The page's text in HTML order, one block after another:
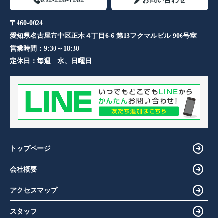
〒460-0024
愛知県名古屋市中区正木４丁目6-6 第13フクマルビル 906号室​
営業時間： 9:30～18:30
定休日： 毎週 水、日曜日
トップページ
会社概要
アクセスマップ
スタッフ